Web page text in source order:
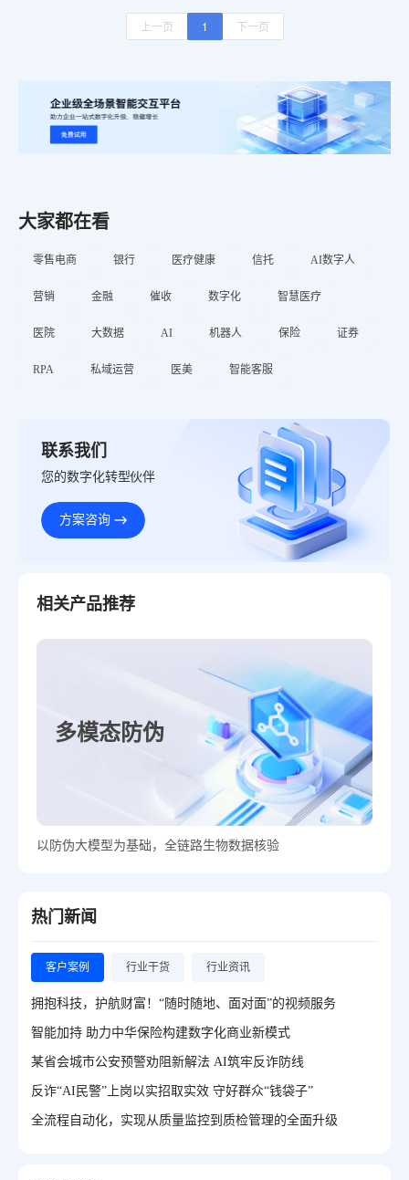
上一页 1 下一页
大家都在看
零售电商 银行 医疗健康 信托 AI数字人
营销 金融 催收 数字化 智慧医疗
医院 大数据 AI 机器人 保险 证券
RPA 私域运营 医美 智能客服
联系我们
您的数字化转型伙伴
方案咨询
相关产品推荐
多模态防伪
以防伪大模型为基础，全链路生物数据核验
热门新闻
客户案例 行业干货 行业资讯
拥抱科技，护航财富！“随时随地、面对面”的视频服务
智能加持 助力中华保险构建数字化商业新模式
某省会城市公安预警劝阻新解法 AI筑牢反诈防线
反诈“AI民警”上岗以实招取实效 守好群众“钱袋子”
全流程自动化，实现从质量监控到质检管理的全面升级